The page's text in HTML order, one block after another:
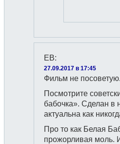
ЕВ:
27.09.2017 в 17:45
Фильм не посоветую.
Посмотрите
бабочка». Сделан в
актуальна как
Про то как Белая
прожорливая моль.